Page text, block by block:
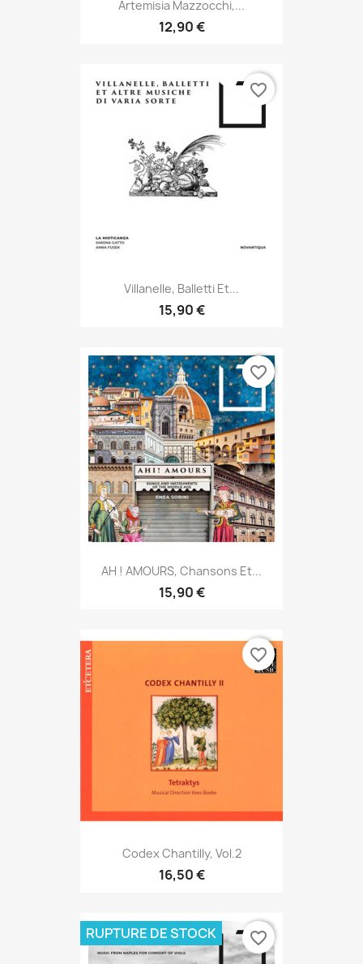
Artemisia Mazzocchi,...
12,90 €
Villanelle, Balletti Et...
15,90 €
favorite_border
AH ! AMOURS, Chansons Et...
15,90 €
favorite_border
Codex Chantilly, Vol.2
16,50 €
favorite_border
RUPTURE DE STOCK favorite_border